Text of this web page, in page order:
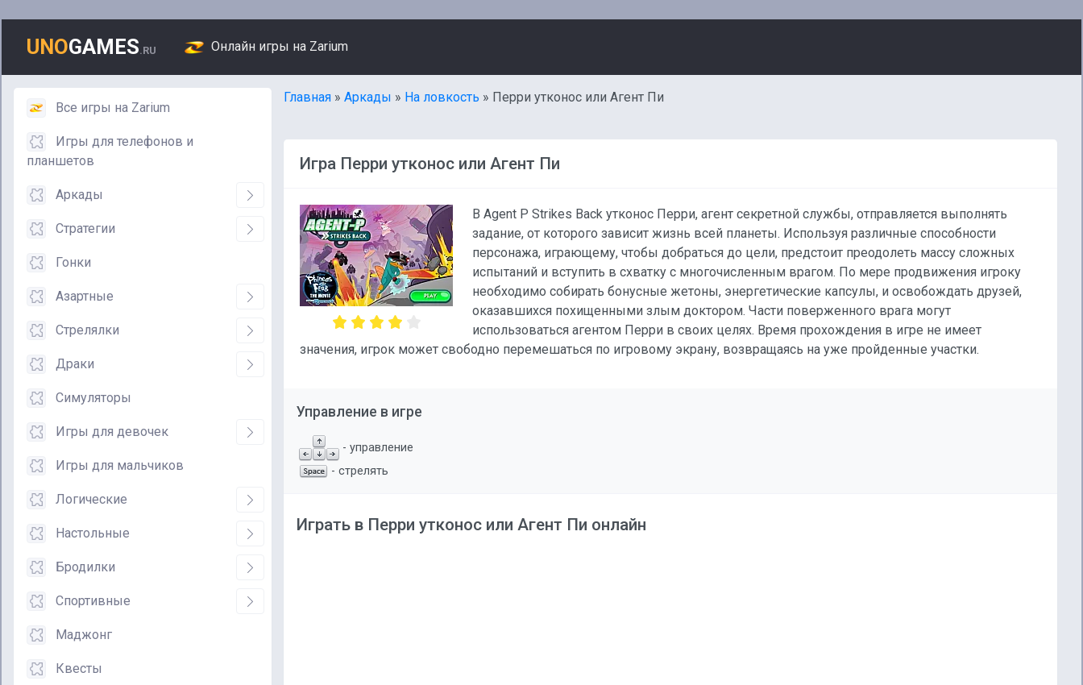
UNOGAMES.RU Онлайн игры на Zarium
Все игры на Zarium
Игры для телефонов и
планшетов
Аркады
Стратегии
Гонки
Азартные
Стрелялки
Драки
Симуляторы
Игры для девочек
Игры для мальчиков
Логические
Настольные
Бродилки
Спортивные
Маджонг
Квесты
Главная » Аркады » На ловкость » Перри утконос или Агент Пи
Игра Перри утконос или Агент Пи
В Agent P Strikes Back утконос Перри, агент секретной службы, отправляется выполнять
задание, от которого зависит жизнь всей планеты. Используя различные способности
персонажа, играющему, чтобы добраться до цели, предстоит преодолеть массу сложных
испытаний и вступить в схватку с многочисленным врагом. По мере продвижения игроку
необходимо собирать бонусные жетоны, энергетические капсулы, и освобождать друзей,
оказавшихся похищенными злым доктором. Части поверженного врага могут
использоваться агентом Перри в своих целях. Время прохождения в игре не имеет
значения, игрок может свободно перемешаться по игровому экрану, возвращаясь на уже пройденные участки.
Управление в игре
- управление
- стрелять
Играть в Перри утконос или Агент Пи онлайн